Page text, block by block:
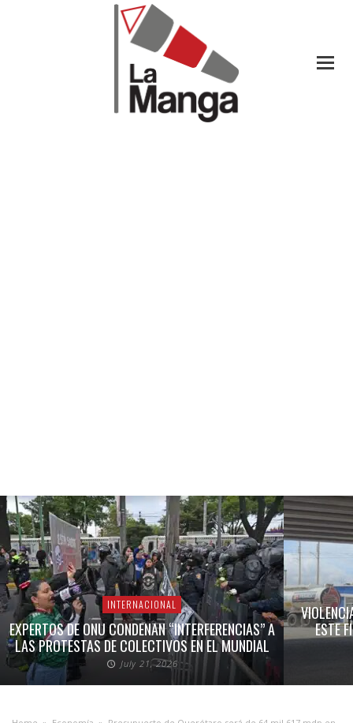
INTERNACIONAL
EXPERTOS DE ONU CONDENAN “INTERFERENCIAS” A
LAS PROTESTAS DE COLECTIVOS EN EL MUNDIAL
July 21, 2026
ESTE